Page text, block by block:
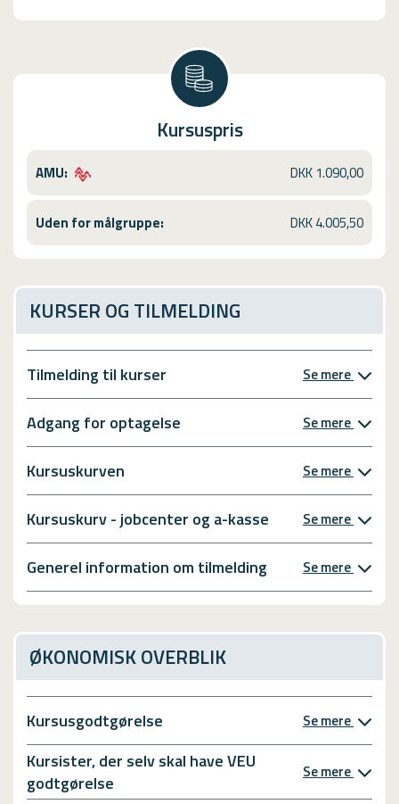
Kursuspris
AMU: DKK 1.090,00
Uden for målgruppe: DKK 4.005,50
KURSER OG TILMELDING
Tilmelding til kurser Se mere
Adgang for optagelse Se mere
Kursuskurven Se mere
Kursuskurv - jobcenter og a-kasse Se mere
Generel information om tilmelding Se mere
ØKONOMISK OVERBLIK
Kursusgodtgørelse Se mere
Kursister, der selv skal have VEU
godtgørelse
Se mere